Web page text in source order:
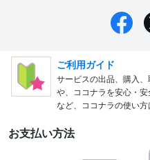
ご利用ガイド
サービスの出品、購入
や、ココナラを安心・
など、ココナラの使い方
お支払い方法